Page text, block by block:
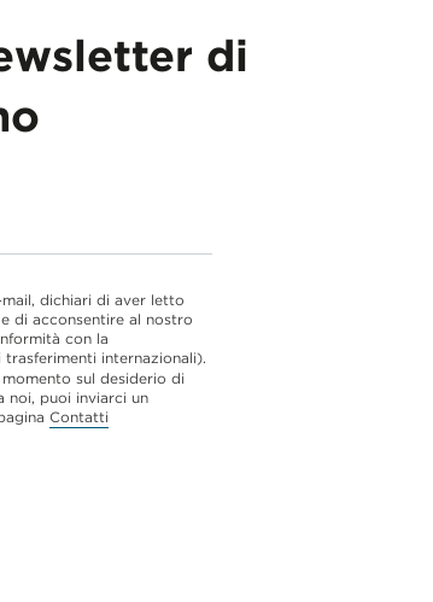
di
dichiari di aver letto
di acconsentire al nostro
con la
trasferimenti internazionali).
sul desiderio di
noi, puoi inviarci un
Contatti